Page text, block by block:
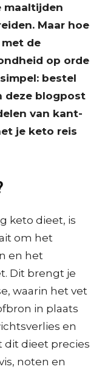
maaltijden
Maar hoe
de
op orde
bestel
deze blogpost
van kant-
je keto reis
keto dieet, is
om het
en het
Dit brengt je
waarin het vet
in plaats
en
dit dieet precies
noten en